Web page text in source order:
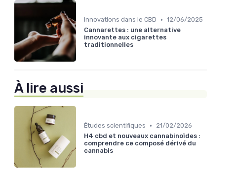
Innovations dans le CBD • 12/06/2025
Cannarettes : une alternative
innovante aux cigarettes
traditionnelles
À lire aussi
Études scientifiques •
21/02/2026
H4 cbd et nouveaux cannabinoïdes :
comprendre ce composé dérivé du
cannabis